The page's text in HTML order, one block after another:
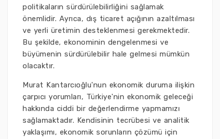
politikaların sürdürülebilirliğini sağlamak
önemlidir. Ayrıca, dış ticaret açığının azaltılması
ve yerli üretimin desteklenmesi gerekmektedir.
Bu şekilde, ekonominin dengelenmesi ve
büyümenin sürdürülebilir hale gelmesi mümkün
olacaktır.
Murat Kantarcıoğlu'nun ekonomik duruma ilişkin
çarpıcı yorumları, Türkiye'nin ekonomik geleceği
hakkında ciddi bir değerlendirme yapmamızı
sağlamaktadır. Kendisinin tecrübesi ve analitik
yaklaşımı, ekonomik sorunların çözümü için